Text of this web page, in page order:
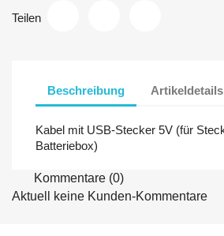
Teilen
Beschreibung Artikeldetails
Kabel mit USB-Stecker 5V (für
Batteriebox)
Kommentare (0)
Aktuell keine Kunden-Kommentare